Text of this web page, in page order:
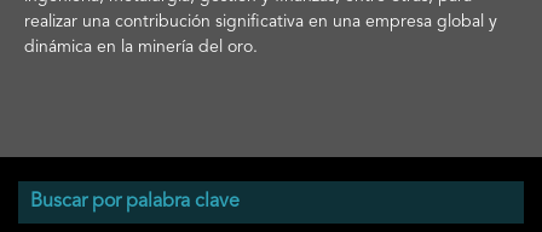
realizar una contribución significativa en una empresa global y
dinámica en la minería del oro.